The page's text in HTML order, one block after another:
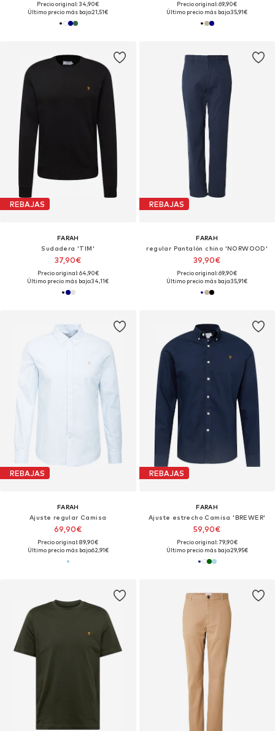
Precio original: 34,90€
Último precio más bajo:21,51€
Precio original: 69,90€
Último precio más bajo:35,91€
REBAJAS
FARAH
Sudadera 'TIM'
37,90€
Precio original: 64,90€
Último precio más bajo:34,11€
REBAJAS
FARAH
regular Pantalón chino 'NORWOOD'
39,90€
Precio original: 69,90€
Último precio más bajo:35,91€
REBAJAS
FARAH
Ajuste regular Camisa
69,90€
Precio original: 89,90€
Último precio más bajo:62,91€
REBAJAS
FARAH
Ajuste estrecho Camisa 'BREWER'
59,90€
Precio original: 79,90€
Último precio más bajo:29,95€